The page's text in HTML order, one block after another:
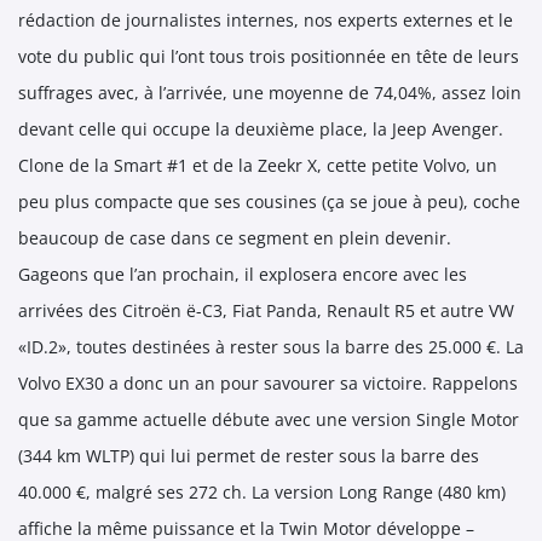
rédaction de journalistes internes, nos experts externes et le
vote du public qui l’ont tous trois positionnée en tête de leurs
suffrages avec, à l’arrivée, une moyenne de 74,04%, assez loin
devant celle qui occupe la deuxième place, la Jeep Avenger.
Clone de la Smart #1 et de la Zeekr X, cette petite Volvo, un
peu plus compacte que ses cousines (ça se joue à peu), coche
beaucoup de case dans ce segment en plein devenir.
Gageons que l’an prochain, il explosera encore avec les
arrivées des Citroën ë-C3, Fiat Panda, Renault R5 et autre VW
«ID.2», toutes destinées à rester sous la barre des 25.000 €. La
Volvo EX30 a donc un an pour savourer sa victoire. Rappelons
que sa gamme actuelle débute avec une version Single Motor
(344 km WLTP) qui lui permet de rester sous la barre des
40.000 €, malgré ses 272 ch. La version Long Range (480 km)
affiche la même puissance et la Twin Motor développe –